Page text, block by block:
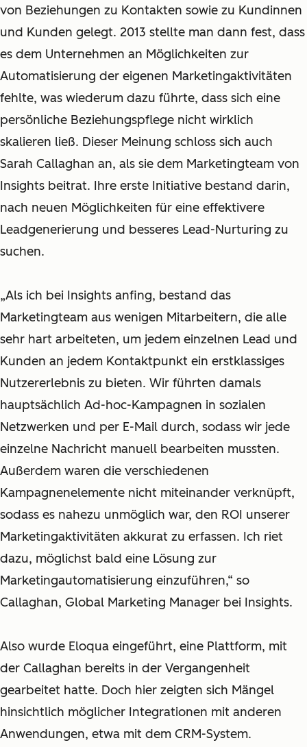
von Beziehungen zu Kontakten sowie zu Kundinnen
und Kunden gelegt. 2013 stellte man dann fest, dass
es dem Unternehmen an Möglichkeiten zur
Automatisierung der eigenen Marketingaktivitäten
fehlte, was wiederum dazu führte, dass sich eine
persönliche Beziehungspflege nicht wirklich
skalieren ließ. Dieser Meinung schloss sich auch
Sarah Callaghan an, als sie dem Marketingteam von
Insights beitrat. Ihre erste Initiative bestand darin,
nach neuen Möglichkeiten für eine effektivere
Leadgenerierung und besseres Lead-Nurturing zu
suchen.
„Als ich bei Insights anfing, bestand das
Marketingteam aus wenigen Mitarbeitern, die alle
sehr hart arbeiteten, um jedem einzelnen Lead und
Kunden an jedem Kontaktpunkt ein erstklassiges
Nutzererlebnis zu bieten. Wir führten damals
hauptsächlich Ad-hoc-Kampagnen in sozialen
Netzwerken und per E-Mail durch, sodass wir jede
einzelne Nachricht manuell bearbeiten mussten.
Außerdem waren die verschiedenen
Kampagnenelemente nicht miteinander verknüpft,
sodass es nahezu unmöglich war, den ROI unserer
Marketingaktivitäten akkurat zu erfassen. Ich riet
dazu, möglichst bald eine Lösung zur
Marketingautomatisierung einzuführen,“ so
Callaghan, Global Marketing Manager bei Insights.
Also wurde Eloqua eingeführt, eine Plattform, mit
der Callaghan bereits in der Vergangenheit
gearbeitet hatte. Doch hier zeigten sich Mängel
hinsichtlich möglicher Integrationen mit anderen
Anwendungen, etwa mit dem CRM-System.